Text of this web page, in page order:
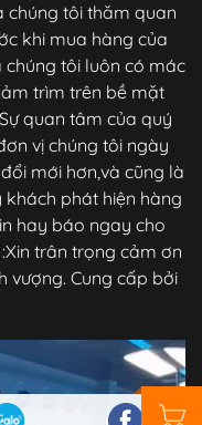
chúng tôi thăm quan
khi mua hàng của
chúng tôi luôn có mác
trìm trên bề mặt
quan tâm của quý
vị chúng tôi ngày
mới hơn,và cũng là
khách phát hiện hàng
hay báo ngay cho
trân trọng cảm ơn
vượng. Cung cấp bởi